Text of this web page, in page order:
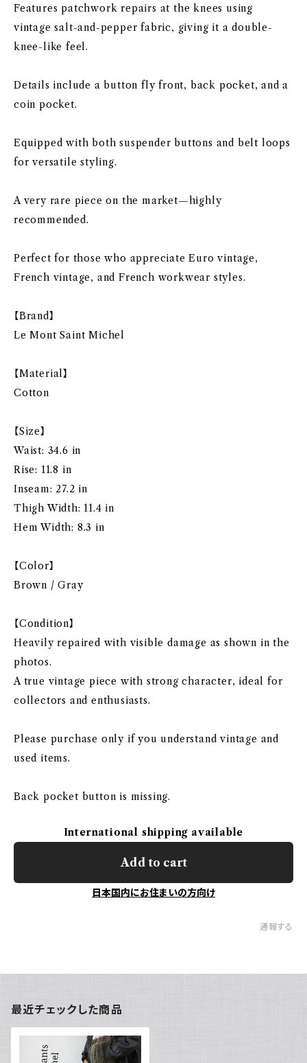
Features patchwork repairs at the knees using
vintage salt-and-pepper fabric, giving it a double-
knee-like feel.
Details include a button fly front, back pocket, and a
coin pocket.
Equipped with both suspender buttons and belt loops
for versatile styling.
A very rare piece on the market—highly
recommended.
Perfect for those who appreciate Euro vintage,
French vintage, and French workwear styles.
【Brand】
Le Mont Saint Michel
【Material】
Cotton
【Size】
Waist: 34.6 in
Rise: 11.8 in
Inseam: 27.2 in
Thigh Width: 11.4 in
Hem Width: 8.3 in
【Color】
Brown / Gray
【Condition】
Heavily repaired with visible damage as shown in the
photos.
A true vintage piece with strong character, ideal for
collectors and enthusiasts.
Please purchase only if you understand vintage and
used items.
Back pocket button is missing.
International shipping available
Add to cart
日本国内にお住まいの方向け
通報する
最近チェックした商品